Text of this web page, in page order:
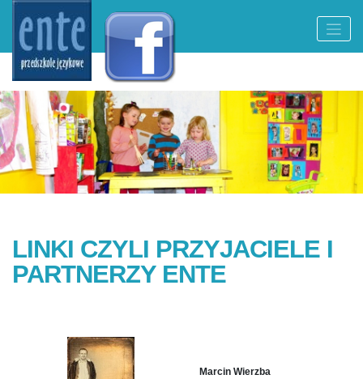
Skip
content
LINKI CZYLI PRZYJACIELE I
PARTNERZY ENTE
Marcin Wierzba